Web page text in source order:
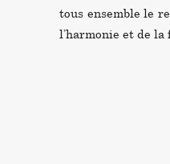
tous ensemble le
l’harmonie et de la